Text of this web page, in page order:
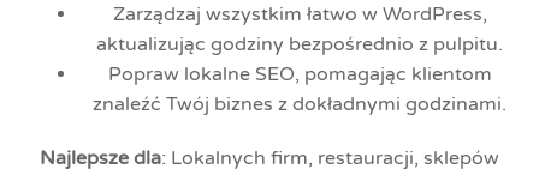
Zarządzaj wszystkim łatwo w WordPress,
aktualizując godziny bezpośrednio z pulpitu.
Popraw lokalne SEO, pomagając klientom
znaleźć Twój biznes z dokładnymi godzinami.
Najlepsze dla: Lokalnych firm, restauracji, sklepów